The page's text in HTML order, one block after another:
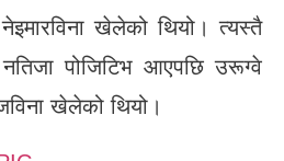
खेलेको थियो। त्यस्तै
पोजिटिभ आएपछि उरूग्वे
खेलेको थियो।